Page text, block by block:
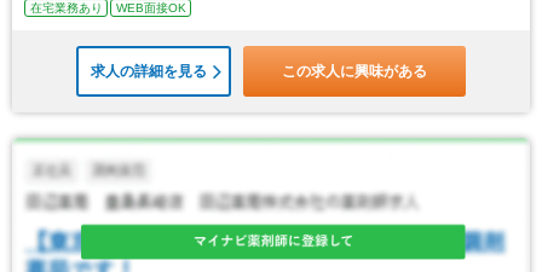
在宅業務あり
WEB面接OK
求人の詳細を見る この求人に興味がある